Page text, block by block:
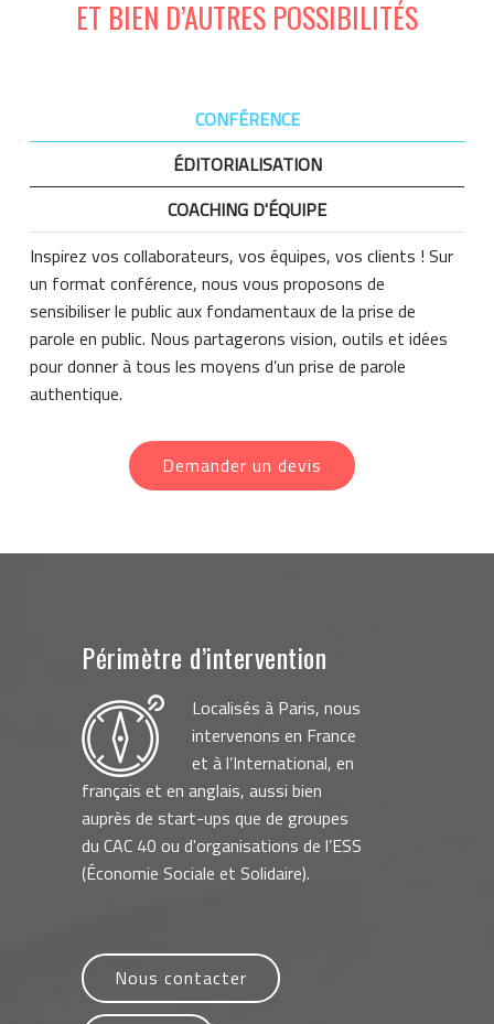
ET BIEN D’AUTRES POSSIBILITÉS
CONFÉRENCE
ÉDITORIALISATION
COACHING D'ÉQUIPE
Inspirez vos collaborateurs, vos équipes, vos clients ! Sur
un format conférence, nous vous proposons de
sensibiliser le public aux fondamentaux de la prise de
parole en public. Nous partagerons vision, outils et idées
pour donner à tous les moyens d’un prise de parole
authentique.
Demander un devis
Périmètre d’intervention
Localisés à Paris, nous
intervenons en France
et à l’International, en
français et en anglais, aussi bien
auprès de start-ups que de groupes
du CAC 40 ou d'organisations de l’ESS
(Économie Sociale et Solidaire).
Nous contacter